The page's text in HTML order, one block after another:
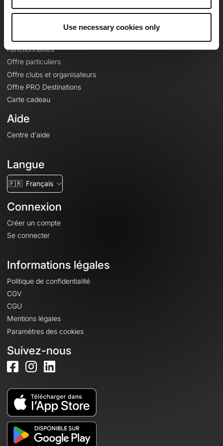
Use necessary cookies only
Fonctionnalités
Offre particuliers
Offre clubs et organisateurs
Offre PRO Destinations
Carte cadeau
Aide
Centre d'aide
Langue
🇫🇷 Français
Connexion
Créer un compte
Se connecter
Informations légales
Politique de confidentialité
CGV
CGU
Mentions légales
Paramètres des cookies
Suivez-nous